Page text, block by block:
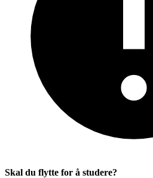
Skal du flytte for å studere?